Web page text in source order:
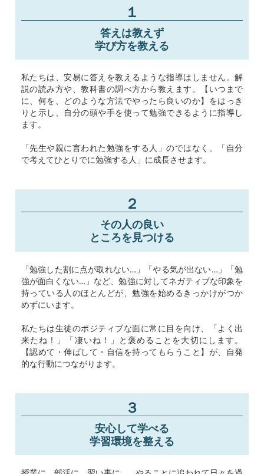
１
答えは教えず
学び方を教える
私たちは、安易に答えを教えるような指導はしません。解
説の読み方や、教科書の調べ方から教えます。【いつまで
に、何を、どのような方法でやったら良いのか】をはっき
りと示し、自分の頭や手を使って勉強できるように指導し
ます。
「先生や親に言われた勉強をする人」のではなく、「自分
で考えてひとりでに勉強する人」に成長させます。
２
その人の良い
ところを見つける
「勉強した割に点が取れない…」「やる気が出ない…」「勉
強が面白くない…」など、勉強に対してネガティブな印象を
持っている人のほとんどが、勉強を始めるきっかけがつか
めずにいます。
私たちは生徒のポジティブな面に常に目を向け、「よく出
来たね！」「凄いね！」と褒めることを大切にします。
【認めて・伸ばして・自信を持ってもらうこと】が、自発
的な行動につながります。
３
安心して学べる
学習環境を整える